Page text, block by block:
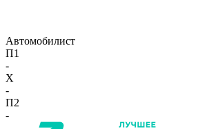
Автомобилист
П1
-
X
-
П2
-